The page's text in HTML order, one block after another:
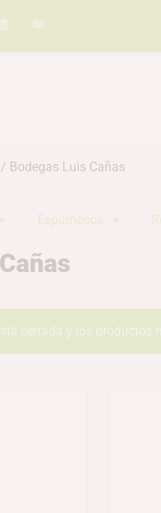
/ Bodegas Luis Cañas
Espumosos
cerrada y los